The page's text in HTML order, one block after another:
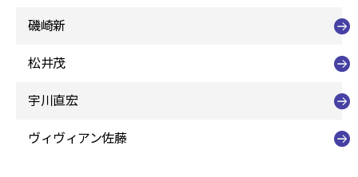
磯崎新
松井茂
宇川直宏
ヴィヴィアン佐藤